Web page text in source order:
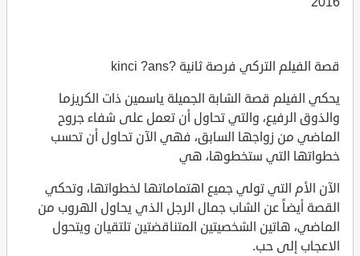
قصة الفيلم التركي فرصة ثانية ?kinci ?ans
يحكي الفيلم قصة الشابة الجميلة ياسمين ذات الكريزما
والذوق الرفيع، والتي تحاول أن تعمل على شفاء جروح
الماضي من زواجها السابق، فهي الآن تحاول أن تحسب
خطواتها التي ستخطوها، هي
الآن الأم التي تولي جميع اهتماماتها لخطواتها، وتحكي
القصة أيضاً عن الشاب جمال الرجل الذي يحاول الهروب من
الماضي، هاتين الشخصيتين المتناقضتين تلتقيان ويتحول
الاعجاب إلى حب.